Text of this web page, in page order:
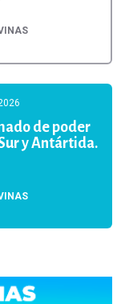
de poder
y Antártida.